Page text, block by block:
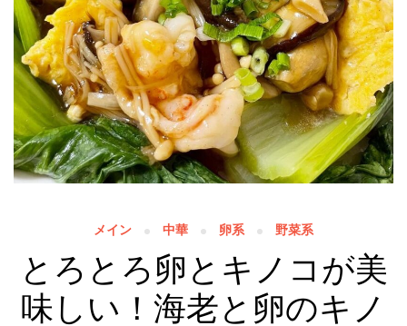
メイン 中華 卵系 野菜系
とろとろ卵とキノコが美
味しい！海老と卵のキノ